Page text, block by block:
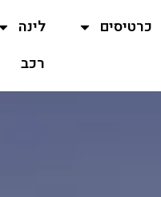
כרטיסים לינה
רכב